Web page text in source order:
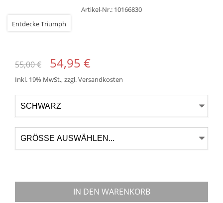
Artikel-Nr.: 10166830
55,00 € 54,95 €
Inkl. 19% MwSt.,zzgl.Versandkosten
IN DEN WARENKORB